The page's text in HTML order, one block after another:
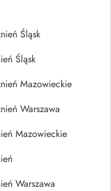
Śląsk
Śląsk
Mazowieckie
Warszawa
Mazowieckie
Warszawa